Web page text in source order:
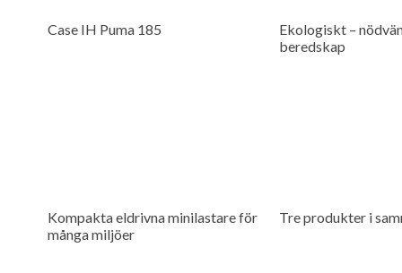
Case IH Puma 185
Ekologiskt –
beredskap
Kompakta eldrivna minilastare för
många miljöer
Tre produkter i